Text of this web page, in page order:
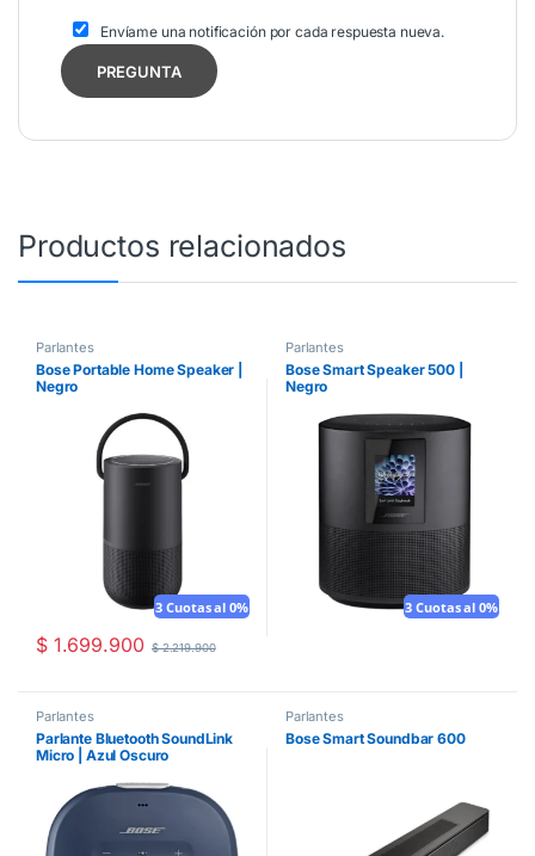
Envíame una notificación por cada respuesta nueva.
Productos relacionados
Parlantes
Bose Portable Home Speaker |
Negro
3 Cuotas al 0%
$1.699.900 $2.219.900
Parlantes
Bose Smart Speaker 500 |
Negro
3 Cuotas al 0%
Parlantes
Parlante Bluetooth SoundLink
Micro | Azul Oscuro
Parlantes
Bose Smart Soundbar 600